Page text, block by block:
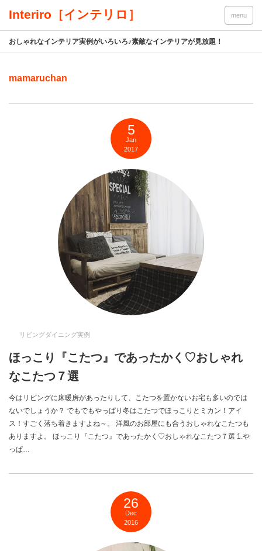
Interiro［インテリロ］ menu
おしゃれなインテリア実例がいろいろ♪素敵なインテリアが見放題！
mamaruchan
5
Jan
2017
リビングダイニング実例
ほっこり『こたつ』であったかく♡おしゃれ
なこたつ７選
今はリビングに床暖房があったりして、こたつを置かないお宅も多いのでは
ないでしょうか？ でもでもやっぱり冬はこたつでほっこりとミカン！アイ
ス！すごく落ち着きますよね～。 洋風のお部屋にも合うおしゃれなこたつも
ありますよ。 ほっこり『こたつ』であったかく♡おしゃれなこたつ７選 1.や
っぱ…
26
Dec
2016